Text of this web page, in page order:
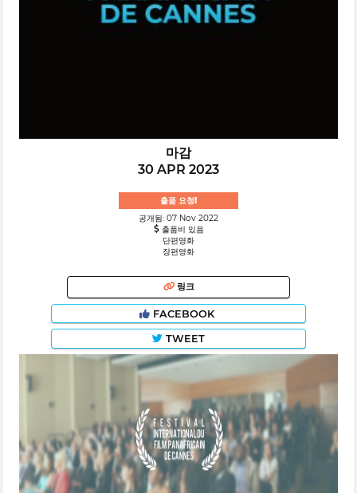
마감
30 APR 2023
출품 요청!
공개됨: 07 Nov 2022
출품비 있음
단편영화
장편영화
링크
FACEBOOK
TWEET